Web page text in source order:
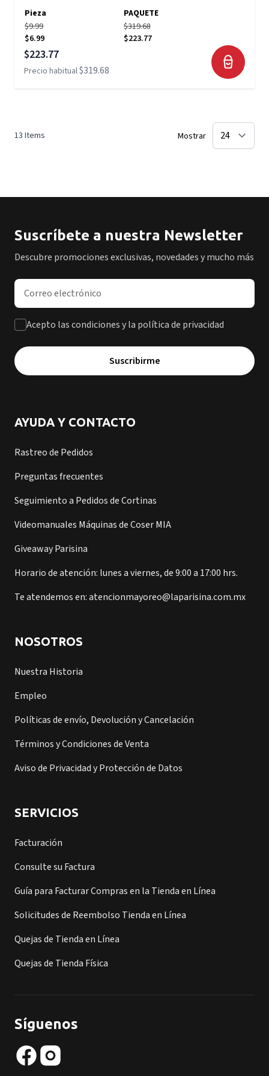
Pieza
PAQUETE
$9.99
$6.99
$319.68
$223.77
Precio especial
$223.77
Precio habitual$319.68
13 Items Mostrar
Suscríbete a nuestra Newsletter
Descubre promociones exclusivas, novedades y mucho más
Dirección de correo electrónico
Acepto las condiciones y la política de privacidad
Suscribirme
AYUDA Y CONTACTO
Rastreo de Pedidos
Preguntas frecuentes
Seguimiento a Pedidos de Cortinas
Videomanuales Máquinas de Coser MIA
Giveaway Parisina
Horario de atención: lunes a viernes, de 9:00 a 17:00 hrs.
Te atendemos en: atencionmayoreo@laparisina.com.mx
NOSOTROS
Nuestra Historia
Empleo
Políticas de envío, Devolución y Cancelación
Términos y Condiciones de Venta
Aviso de Privacidad y Protección de Datos
SERVICIOS
Facturación
Consulte su Factura
Guía para Facturar Compras en la Tienda en Línea
Solicitudes de Reembolso Tienda en Línea
Quejas de Tienda en Línea
Quejas de Tienda Física
Síguenos